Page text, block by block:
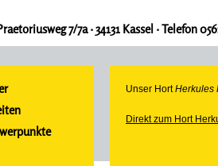
7/7a · 34131 Kassel · Telefon
Unser HortHerkules
Direkt zum Hort